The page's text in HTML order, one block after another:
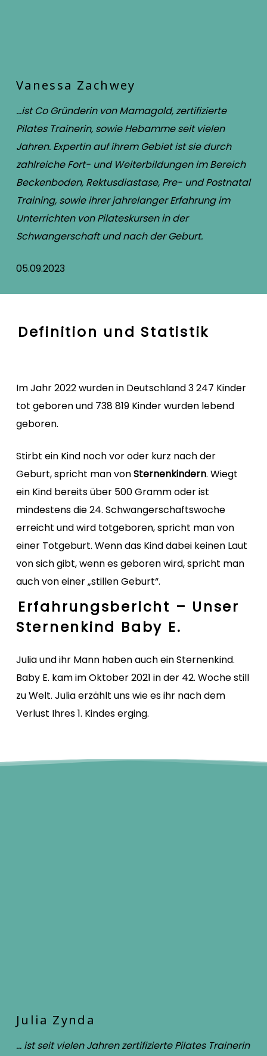
Vanessa Zachwey
…ist Co Gründerin von Mamagold, zertifizierte
Pilates Trainerin, sowie Hebamme seit vielen
Jahren. Expertin auf ihrem Gebiet ist sie durch
zahlreiche Fort- und Weiterbildungen im Bereich
Beckenboden, Rektusdiastase, Pre- und Postnatal
Training, sowie ihrer jahrelanger Erfahrung im
Unterrichten von Pilateskursen in der
Schwangerschaft und nach der Geburt.
05.09.2023
Definition und Statistik
Im Jahr 2022 wurden in Deutschland 3 247 Kinder
tot geboren und 738 819 Kinder wurden lebend
geboren.
Stirbt ein Kind noch vor oder kurz nach der
Geburt, spricht man vonSternenkindern. Wiegt
ein Kind bereits über 500 Gramm oder ist
mindestens die 24. Schwangerschaftswoche
erreicht und wird totgeboren, spricht man von
einer Totgeburt. Wenn das Kind dabei keinen Laut
von sich gibt, wenn es geboren wird, spricht man
auch von einer „stillen Geburt“.
Erfahrungsbericht – Unser
Sternenkind Baby E.
Julia und ihr Mann haben auch ein Sternenkind.
Baby E. kam im Oktober 2021 in der 42. Woche still
zu Welt. Julia erzählt uns wie es ihr nach dem
Verlust Ihres 1. Kindes erging.
Julia Zynda
… ist seit vielen Jahren zertifizierte Pilates Trainerin